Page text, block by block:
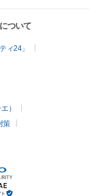
ついて
ィ24」
）
策